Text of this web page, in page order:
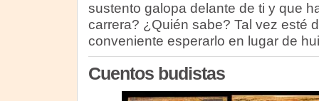
sustento galopa delante de ti y que
carrera? ¿Quién sabe? Tal vez esté
conveniente esperarlo en lugar de
Cuentos budistas